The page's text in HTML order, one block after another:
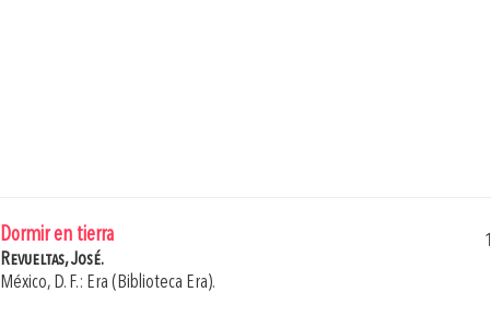
Dormir en tierra
Revueltas, José.
México, D. F.: Era (Biblioteca Era).